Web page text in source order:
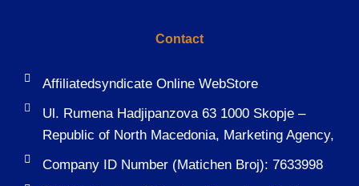
Contact
Affiliatedsyndicate Online WebStore
Ul. Rumena Hadjipanzova 63 1000 Skopje –
Republic of North Macedonia, Marketing Agency,
Company ID Number (Matichen Broj): 7633998